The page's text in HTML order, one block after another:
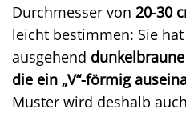
Durchmesser von 20-30
leicht bestimmen: Sie
ausgehend
die ein „V“-förmig
Muster wird deshalb